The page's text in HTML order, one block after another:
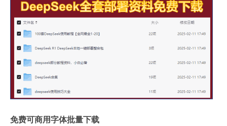
免费可商用字体批量下载